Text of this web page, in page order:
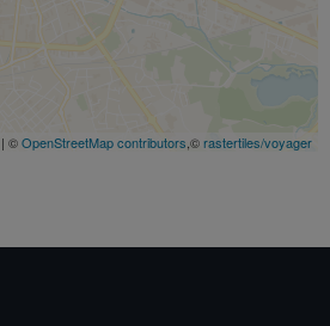
| ©OpenStreetMap contributors ,©rastertiles/voyager